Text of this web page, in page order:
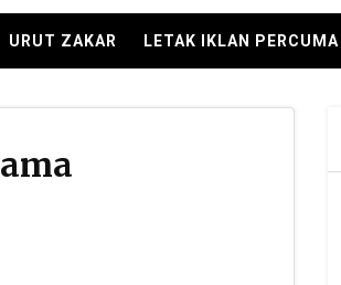
URUT ZAKAR LETAK IKLAN PERCUMA